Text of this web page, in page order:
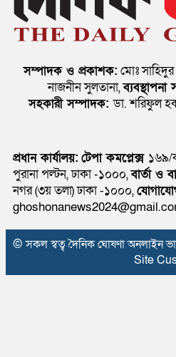
সম্পাদক ও প্রকাশক: মোঃ
নাজনীন সুলতানা,
সহকারী সম্পাদক: ডা. শরিফুল
প্রধান কার্যালয়: টেপা কমপ্লেক্স ১৬৯/
পুরানা পল্টন, ঢাকা -১০০০,বার্তা ও
নগর (৩য় তলা) ঢাকা -১০০০,
© সকল স্বত্ব দৈনিক ঘোষণা অনলাইন
Site